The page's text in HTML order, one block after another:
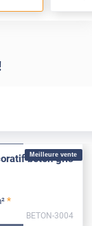
Meilleure vente
béton gris
*
BETON-3004